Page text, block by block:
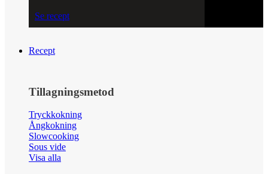
Se recept
Recept
Tillagningsmetod
Tryckkokning
Ångkokning
Slowcooking
Sous vide
Visa alla